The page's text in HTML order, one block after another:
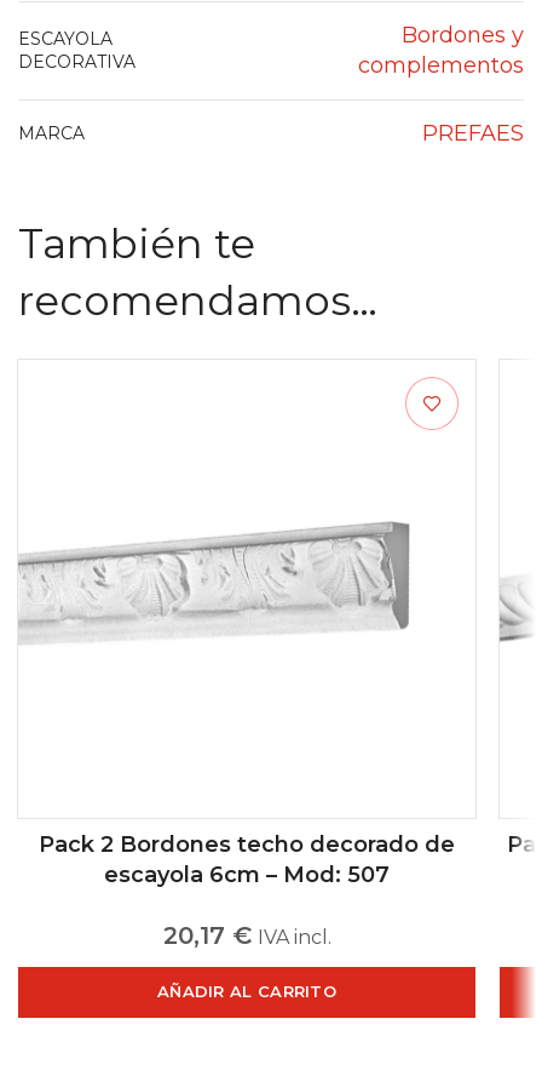
ESCAYOLA
DECORATIVA
Bordones y
complementos
MARCA PREFAES
También te
recomendamos…
Pack 2 Bordones techo decorado de
escayola 6cm – Mod: 507
20,17 € IVA incl.
AÑADIR AL CARRITO